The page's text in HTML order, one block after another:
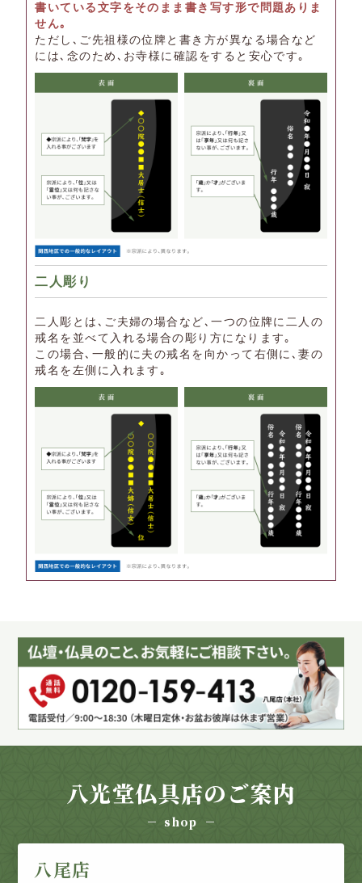
書いている文字をそのまま書き写す形で問題ありま
せん｡
ただし､ご先祖様の位牌と書き方が異なる場合など
には､念のため､お寺様に確認をすると安心です｡
二人彫り
二人彫とは､ご夫婦の場合など､一つの位牌に二人の
戒名を並べて入れる場合の彫り方になります｡
この場合､一般的に夫の戒名を向かって右側に､妻の
戒名を左側に入れます｡
八光堂仏具店のご案内
shop
八尾店